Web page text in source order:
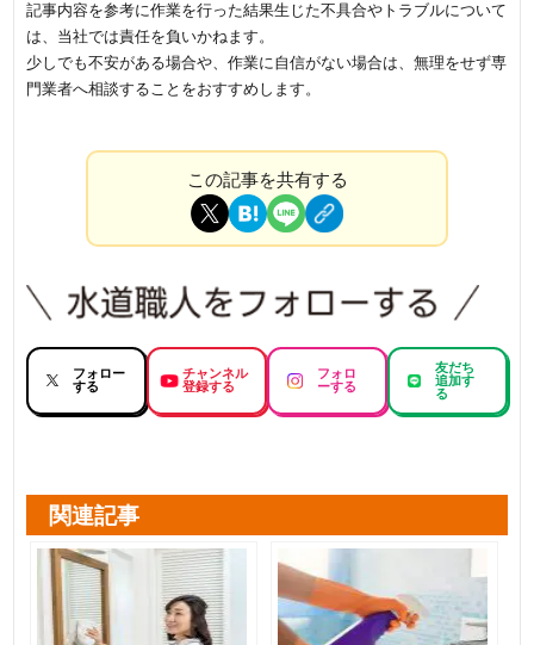
記事内容を参考に作業を行った結果生じた不具合やトラブルについて
は、当社では責任を負いかねます。
少しでも不安がある場合や、作業に自信がない場合は、無理をせず専
門業者へ相談することをおすすめします。
この記事を共有する
フォロー
する
チャンネル
登録する
フォロ
ーする
友だち
追加す
る
関連記事